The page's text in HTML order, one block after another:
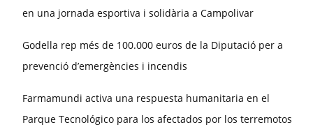
en una jornada esportiva i solidària a Campolivar
Godella rep més de 100.000 euros de la Diputació per a
prevenció d’emergències i incendis
Farmamundi activa una respuesta humanitaria en el
Parque Tecnológico para los afectados por los terremotos